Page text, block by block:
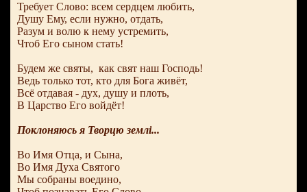
Требует Слово: всем сердцем любить,
Душу Ему, если нужно, отдать,
Разум и волю к нему устремить,
Чтоб Его сыном стать!
Будем же святы, как свят наш Господь!
Ведь только тот, кто для Бога живёт,
Всё отдавая - дух, душу и плоть,
В Царство Его войдёт!
Поклоняюсь я Творцю землі...
Во Имя Отца, и Сына,
Во Имя Духа Святого
Мы собраны воедино,